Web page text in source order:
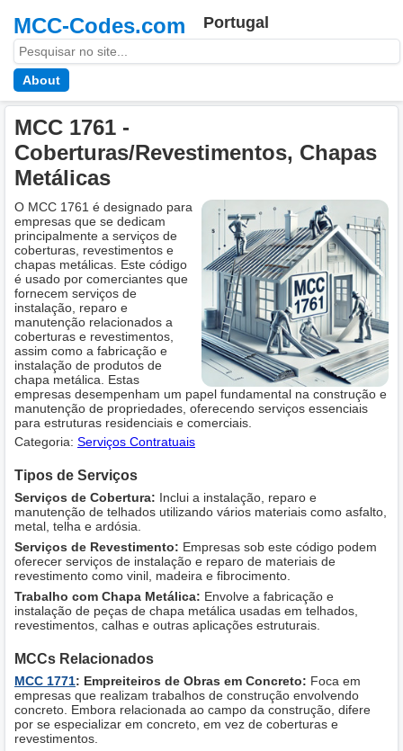
MCC-Codes.com Portugal
About
MCC 1761 -
Coberturas/Revestimentos, Chapas
Metálicas
O MCC 1761 é designado para
empresas que se dedicam
principalmente a serviços de
coberturas, revestimentos e
chapas metálicas. Este código
é usado por comerciantes que
fornecem serviços de
instalação, reparo e
manutenção relacionados a
coberturas e revestimentos,
assim como a fabricação e
instalação de produtos de
chapa metálica. Estas
empresas desempenham um papel fundamental na construção e
manutenção de propriedades, oferecendo serviços essenciais
para estruturas residenciais e comerciais.
Categoria: Serviços Contratuais
Tipos de Serviços
Serviços de Cobertura: Inclui a instalação, reparo e
manutenção de telhados utilizando vários materiais como asfalto,
metal, telha e ardósia.
Serviços de Revestimento: Empresas sob este código podem
oferecer serviços de instalação e reparo de materiais de
revestimento como vinil, madeira e fibrocimento.
Trabalho com Chapa Metálica: Envolve a fabricação e
instalação de peças de chapa metálica usadas em telhados,
revestimentos, calhas e outras aplicações estruturais.
MCCs Relacionados
MCC 1771: Empreiteiros de Obras em Concreto: Foca em
empresas que realizam trabalhos de construção envolvendo
concreto. Embora relacionada ao campo da construção, difere
por se especializar em concreto, em vez de coberturas e
revestimentos.